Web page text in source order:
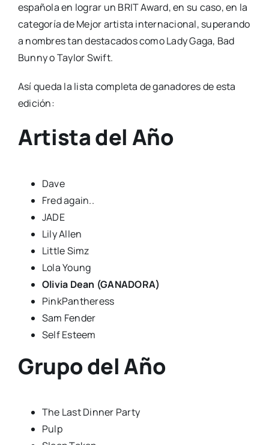
española en lograr un BRIT Award, en su caso, en la
categoría de Mejor artista internacional, superando
a nombres tan destacados como Lady Gaga, Bad
Bunny o Taylor Swift.
Así queda la lista completa de ganadores de esta
edición:
Artista del Año
Dave
Fred again..
JADE
Lily Allen
Little Simz
Lola Young
Olivia Dean (GANADORA)
PinkPantheress
Sam Fender
Self Esteem
Grupo del Año
The Last Dinner Party
Pulp